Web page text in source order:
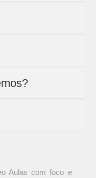
Aulas com foco e